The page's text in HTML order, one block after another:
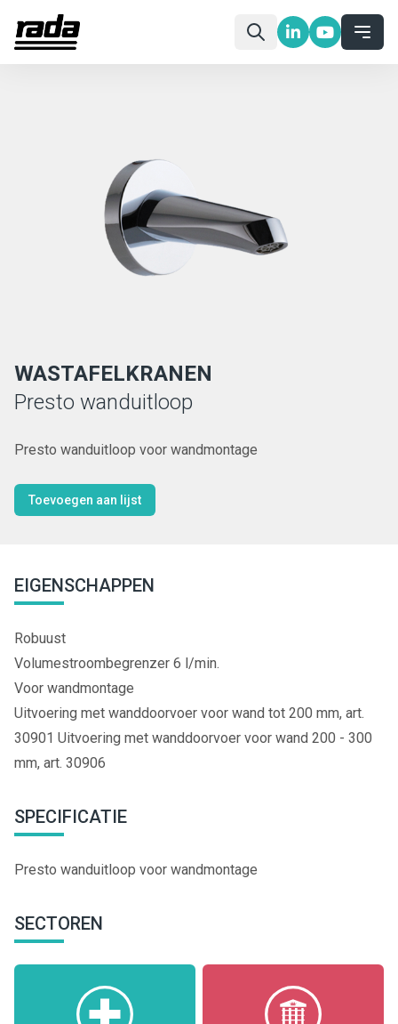
WASTAFELKRANEN
Presto wanduitloop
Presto wanduitloop voor wandmontage
Toevoegen aan lijst
EIGENSCHAPPEN
Robuust
Volumestroombegrenzer 6 l/min.
Voor wandmontage
Uitvoering met wanddoorvoer voor wand tot 200 mm, art.
30901 Uitvoering met wanddoorvoer voor wand 200 - 300
mm, art. 30906
SPECIFICATIE
Presto wanduitloop voor wandmontage
SECTOREN